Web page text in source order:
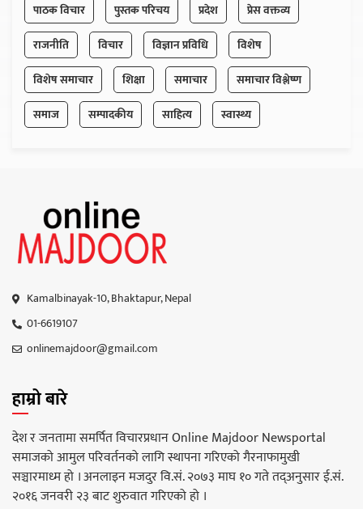
पाठक विचार
पुस्तक परिचय प्रदेश
प्रेस वक्तव्य
राजनीति
विचार विज्ञान प्रविधि
विशेष
विशेष समाचार
शिक्षा समाचार
समाचार विश्लेष्ण
समाज
सम्पादकीय साहित्य स्वास्थ्य
Kamalbinayak-10, Bhaktapur, Nepal
01-6619107
onlinemajdoor@gmail.com
हाम्रो बारे
देश र जनतामा समर्पित विचारप्रधान Online Majdoor Newsportal
समाजको आमुल परिवर्तनको लागि स्थापना गरिएको गैरनाफामुखी
सञ्चारमाध्म हो । अनलाइन मजदुर वि.सं. २०७३ माघ १० गते तद्अनुसार ई.सं.
२०१६ जनवरी २३ बाट शुरुवात गरिएको हो ।